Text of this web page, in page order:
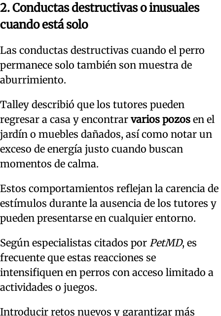
2. Conductas destructivas o inusuales
cuando está solo
Las conductas destructivas cuando el perro
permanece solo también son muestra de
aburrimiento.
Talley describió que los tutores pueden
regresar a casa y encontrar varios pozos en el
jardín o muebles dañados, así como notar un
exceso de energía justo cuando buscan
momentos de calma.
Estos comportamientos reflejan la carencia de
estímulos durante la ausencia de los tutores y
pueden presentarse en cualquier entorno.
Según especialistas citados por PetMD, es
frecuente que estas reacciones se
intensifiquen en perros con acceso limitado a
actividades o juegos.
Introducir retos nuevos y garantizar más